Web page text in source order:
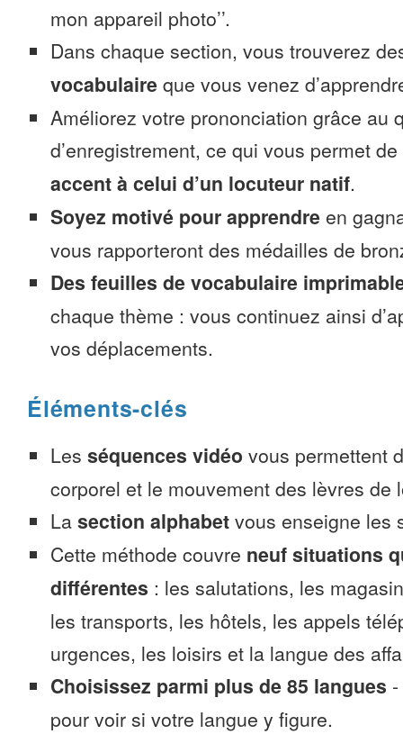
mon appareil photo’’.
Dans chaque section, vous trouverez
vocabulaire que vous venez
Améliorez votre prononciation grâce au
d’enregistrement, ce qui vous permet de
accent à celui d’un locuteur natif.
Soyez motivé pour apprendre en
vous rapporteront des médailles de
Des feuilles de vocabulaire
chaque thème : vous continuez ainsi
vos déplacements.
Éléments-clés
Les séquences vidéo vous permettent
corporel et le mouvement des lèvres de
La section alphabet vous enseigne les
Cette méthode couvre neuf situations
différentes : les salutations, les
les transports, les hôtels, les appels
urgences, les loisirs et la langue des
Choisissez parmi plus de 85 langues -
pour voir si votre langue y figure.